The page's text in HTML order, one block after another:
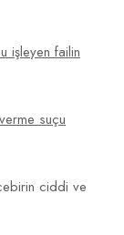
işleyen failin
suçu
ciddi ve